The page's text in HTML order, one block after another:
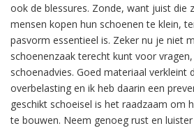
ook de blessures. Zonde, want juist die
mensen kopen hun schoenen te klein,
pasvorm essentieel is. Zeker nu je niet
schoenenzaak terecht kunt voor
schoenadvies. Goed materiaal verkleint
overbelasting en ik heb daarin een
geschikt schoeisel is het raadzaam om
te bouwen. Neem genoeg rust en luister